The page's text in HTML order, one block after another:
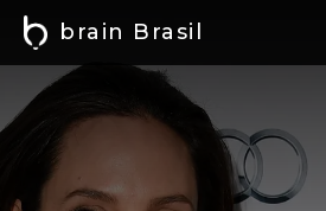
brain Brasil